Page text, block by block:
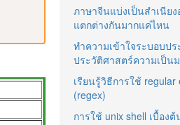
ภาษาจีนแบ่งเป็นสำเนีย
แตกต่างกันมากแค่ไหน
ทำความเข้าใจระบอบป
ประวัติศาสตร์ความเป็น
เรียนรู้วิธีการใช้ regular
(regex)
การใช้ unix shell เบื้อง